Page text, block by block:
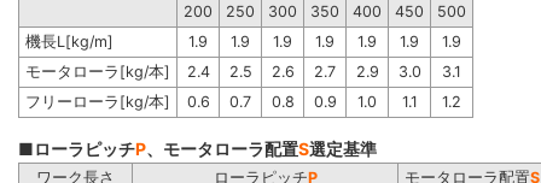
200
250 300 350 400 450
500
機長L[kg/m]
1.9 1.9 1.9 1.9 1.9 1.9
1.9
モータローラ[kg/本]
2.4 2.5 2.6 2.7 2.9 3.0
3.1
フリーローラ[kg/本]
0.6 0.7 0.8 0.9 1.0 1.1 1.2
■ローラピッチP、モータローラ配置S選定基準
ワーク長さ ローラピッチP モータローラ配置S